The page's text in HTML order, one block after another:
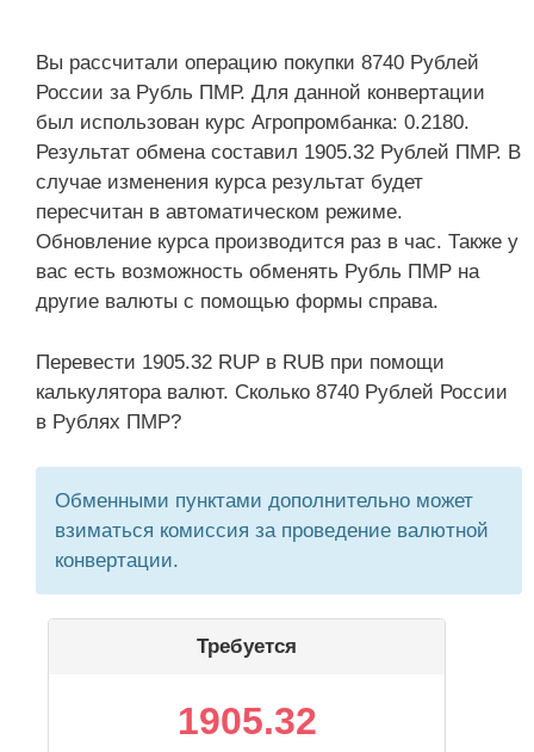
Вы рассчитали операцию покупки 8740 Рублей
России за Рубль ПМР. Для данной конвертации
был использован курс Агропромбанка: 0.2180.
Результат обмена составил 1905.32 Рублей ПМР. В
случае изменения курса результат будет
пересчитан в автоматическом режиме.
Обновление курса производится раз в час. Также у
вас есть возможность обменять Рубль ПМР на
другие валюты с помощью формы справа.
Перевести 1905.32 RUP в RUB при помощи
калькулятора валют. Сколько 8740 Рублей России
в Рублях ПМР?
Обменными пунктами дополнительно может
взиматься комиссия за проведение валютной
конвертации.
Требуется
1905.32